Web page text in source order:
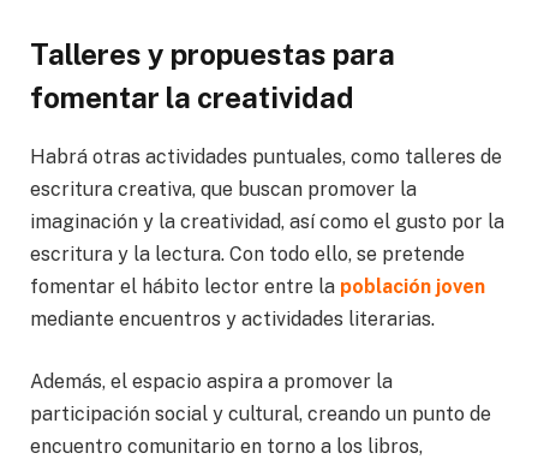
Talleres y propuestas para
fomentar la creatividad
Habrá otras actividades puntuales, como talleres de
escritura creativa, que buscan promover la
imaginación y la creatividad, así como el gusto por la
escritura y la lectura. Con todo ello, se pretende
fomentar el hábito lector entre la población joven
mediante encuentros y actividades literarias.
Además, el espacio aspira a promover la
participación social y cultural, creando un punto de
encuentro comunitario en torno a los libros,